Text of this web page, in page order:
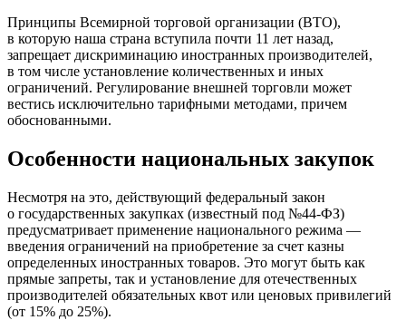
Принципы Всемирной торговой организации (ВТО),
в которую наша страна вступила почти 11 лет назад,
запрещает дискриминацию иностранных производителей,
в том числе установление количественных и иных
ограничений. Регулирование внешней торговли может
вестись исключительно тарифными методами, причем
обоснованными.
Особенности национальных закупок
Несмотря на это, действующий федеральный закон
о государственных закупках (известный под №44-ФЗ)
предусматривает применение национального режима —
введения ограничений на приобретение за счет казны
определенных иностранных товаров. Это могут быть как
прямые запреты, так и установление для отечественных
производителей обязательных квот или ценовых привилегий
(от 15% до 25%).